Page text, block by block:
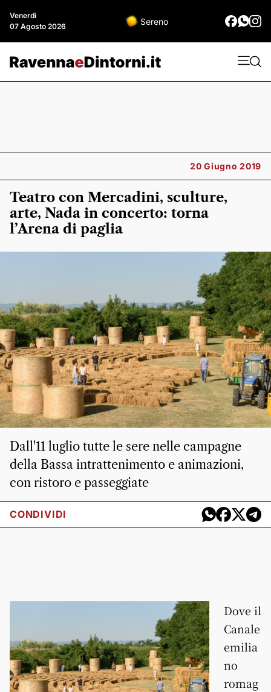
Venerdì
07 Agosto 2026
Sereno
20 Giugno 2019
Teatro con Mercadini, sculture,
arte, Nada in concerto: torna
l’Arena di paglia
Dall'11 luglio tutte le sere nelle campagne
della Bassa intrattenimento e animazioni,
con ristoro e passeggiate
CONDIVIDI
Dove il
Canale
emilia
no
romag